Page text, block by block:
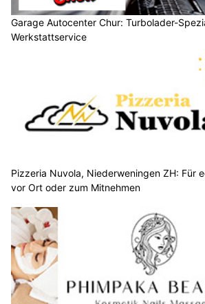
Garage Autocenter Chur: Turbolader-
Werkstattservice
Pizzeria Nuvola, Niederweningen ZH: Für
vor Ort oder zum Mitnehmen